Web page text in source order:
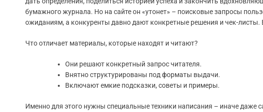
бумажного журнала. Но на сайте он «утонет» – поисковые запросы
ожиданиям, а конкуренты давно дают конкретные решения и чек-листы.
Что отличает материалы, которые находят и читают?
Они решают конкретный запрос читателя.
Внятно структурированы под форматы выдачи.
Включают емкие подсказки, советы и примеры.
Именно для этого нужны специальные техники написания – иначе даже